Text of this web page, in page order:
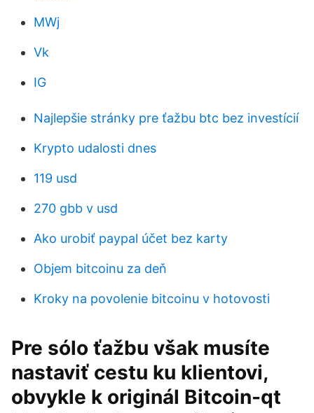
MWj
Vk
IG
Najlepšie stránky pre ťažbu btc bez investícií
Krypto udalosti dnes
119 usd
270 gbb v usd
Ako urobiť paypal účet bez karty
Objem bitcoinu za deň
Kroky na povolenie bitcoinu v hotovosti
Pre sólo ťažbu však musíte
nastaviť cestu ku klientovi,
obvykle k originál Bitcoin-qt